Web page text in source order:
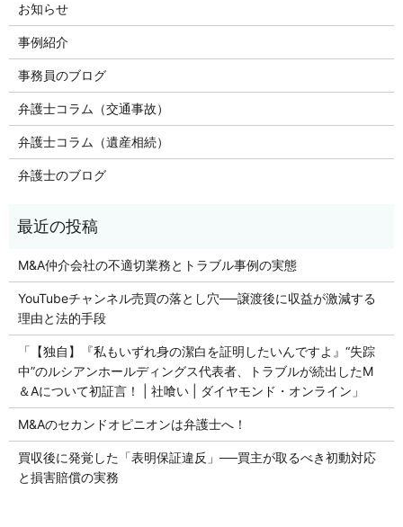
お知らせ
事例紹介
事務員のブログ
弁護士コラム（交通事故）
弁護士コラム（遺産相続）
弁護士のブログ
M&A仲介会社の不適切業務とトラブル事例の実態
YouTubeチャンネル売買の落とし穴──譲渡後に収益が激減する
理由と法的手段
「【独自】『私もいずれ身の潔白を証明したいんですよ』“失踪
中”のルシアンホールディングス代表者、トラブルが続出したM
＆Aについて初証言！ | 社喰い | ダイヤモンド・オンライン」
M&Aのセカンドオピニオンは弁護士へ！
買収後に発覚した「表明保証違反」──買主が取るべき初動対応
と損害賠償の実務